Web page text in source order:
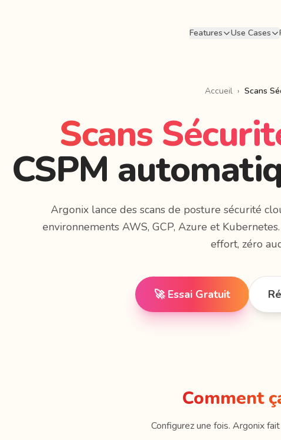
Features Use Cases
Accueil › Scans
Scans
CSPM
Argonix lance des scans de posture sécurité
environnements AWS, GCP, Azure et
effort, zéro
🚀 Essai Gratuit
Comment
Configurez une fois. Argonix